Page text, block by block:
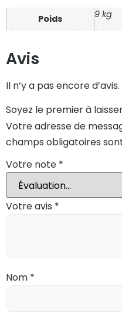
Poids 9 kg
Avis
Il n’y a pas encore d’avis.
Soyez le premier à
Votre adresse de
champs obligatoires
Votre note *
Votre avis *
Nom *